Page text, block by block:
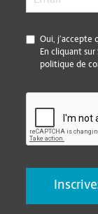
*
Oui, j’accepte
En cliquant
politique de